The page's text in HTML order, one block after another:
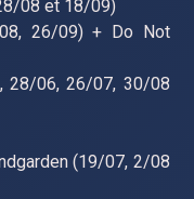
08 et 18/09)
26/09) + Do Not
28/06, 26/07, 30/08
(19/07, 2/08